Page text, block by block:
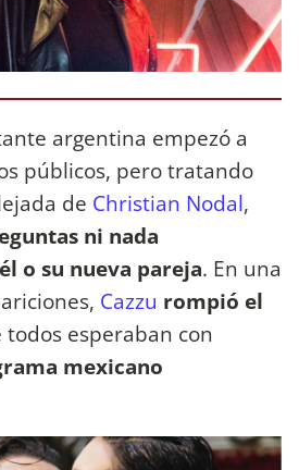
argentina empezó a
públicos, pero tratando
de Christian Nodal,
ni nada
o su nueva pareja. En una
Cazzu rompió el
todos esperaban con
mexicano